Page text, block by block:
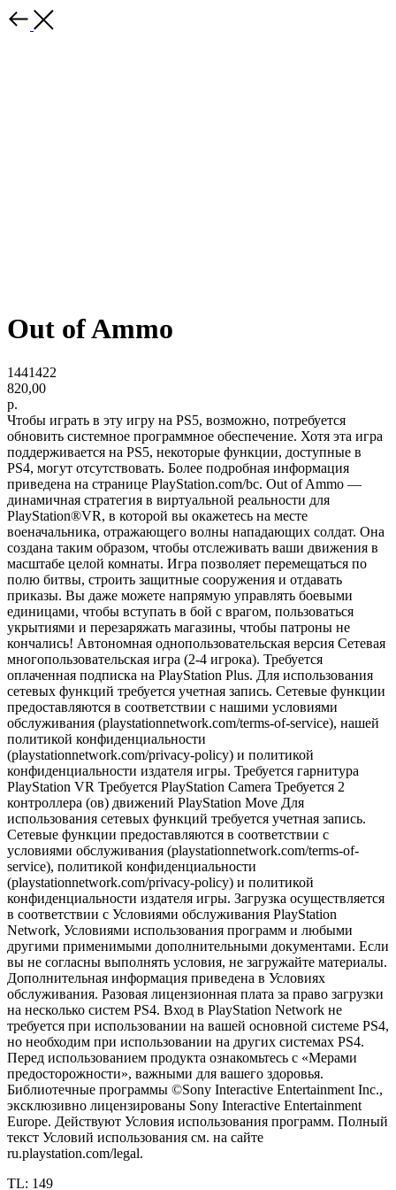
Out of Ammo
1441422
820,00
р.
Чтобы играть в эту игру на PS5, возможно, потребуется
обновить системное программное обеспечение. Хотя эта игра
поддерживается на PS5, некоторые функции, доступные в
PS4, могут отсутствовать. Более подробная информация
приведена на странице PlayStation.com/bc. Out of Ammo —
динамичная стратегия в виртуальной реальности для
PlayStation®VR, в которой вы окажетесь на месте
военачальника, отражающего волны нападающих солдат. Она
создана таким образом, чтобы отслеживать ваши движения в
масштабе целой комнаты. Игра позволяет перемещаться по
полю битвы, строить защитные сооружения и отдавать
приказы. Вы даже можете напрямую управлять боевыми
единицами, чтобы вступать в бой с врагом, пользоваться
укрытиями и перезаряжать магазины, чтобы патроны не
кончались! Автономная однопользовательская версия Сетевая
многопользовательская игра (2-4 игрока). Требуется
оплаченная подписка на PlayStation Plus. Для использования
сетевых функций требуется учетная запись. Сетевые функции
предоставляются в соответствии с нашими условиями
обслуживания (playstationnetwork.com/terms-of-service), нашей
политикой конфиденциальности
(playstationnetwork.com/privacy-policy) и политикой
конфиденциальности издателя игры. Требуется гарнитура
PlayStation VR Требуется PlayStation Camera Требуется 2
контроллера (ов) движений PlayStation Move Для
использования сетевых функций требуется учетная запись.
Сетевые функции предоставляются в соответствии с
условиями обслуживания (playstationnetwork.com/terms-of-
service), политикой конфиденциальности
(playstationnetwork.com/privacy-policy) и политикой
конфиденциальности издателя игры. Загрузка осуществляется
в соответствии с Условиями обслуживания PlayStation
Network, Условиями использования программ и любыми
другими применимыми дополнительными документами. Если
вы не согласны выполнять условия, не загружайте материалы.
Дополнительная информация приведена в Условиях
обслуживания. Разовая лицензионная плата за право загрузки
на несколько систем PS4. Вход в PlayStation Network не
требуется при использовании на вашей основной системе PS4,
но необходим при использовании на других системах PS4.
Перед использованием продукта ознакомьтесь с «Мерами
предосторожности», важными для вашего здоровья.
Библиотечные программы ©Sony Interactive Entertainment Inc.,
эксклюзивно лицензированы Sony Interactive Entertainment
Europe. Действуют Условия использования программ. Полный
текст Условий использования см. на сайте
ru.playstation.com/legal.
TL: 149